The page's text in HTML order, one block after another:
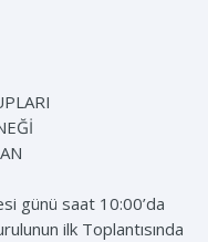
günü saat 10:00’da
ilk Toplantısında